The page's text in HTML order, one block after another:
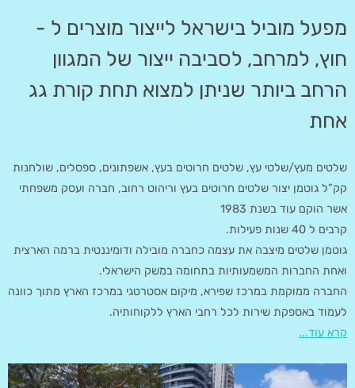
מפעל מוביל בישראל לייצור מוצרים ל -
חוץ, למרחב, לסביבה ייצור של המגוון
הרחב ביותר שניתן למצוא תחת קורת גג
אחת
שלטים מעץ/שלטי עץ, שלטים חרוטים בעץ, אשפתונים, ספסלים, שולחנות
קק”ל גוטמן יצור שלטים חרוטים בעץ וריהוט רחוב, חברה ועסק משפחתי
אשר הוקם עוד בשנת 1983
קרבים ל 40 שנות פעילות.
גוטמן שלטים מיצבה את עצמה כחברה מובילה ודומיננטית ברמה הארצית
ואחת החברות המשמעותיות בתחומה במשק הישראלי.
החברה ממוקמת במרכז שפירא, מיקום אסטרטגי במרכז הארץ מתוך כוונה
לעמוד באספקת שירות לכל רחבי הארץ ללקוחותיה.
קרא עוד...